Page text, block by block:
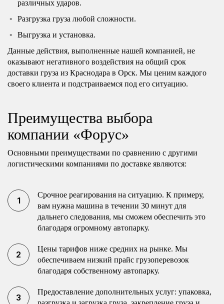
различных ударов.
Разгрузка груза любой сложности.
Выгрузка и установка.
Данные действия, выполненные нашей компанией, не
оказывают негативного воздействия на общий срок
доставки груза из Краснодара в Орск. Мы ценим каждого
своего клиента и подстраиваемся под его ситуацию.
Преимущества выбора
компании «Форус»
Основными преимуществами по сравнению с другими
логистическими компаниями по доставке являются:
Срочное реагирования на ситуацию. К примеру,
вам нужна машина в течении 30 минут для
дальнего следования, мы сможем обеспечить это
благодаря огромному автопарку.
Цены тарифов ниже средних на рынке. Мы
обеспечиваем низкий прайс грузоперевозок
благодаря собственному автопарку.
Предоставление дополнительных услуг: упаковка,